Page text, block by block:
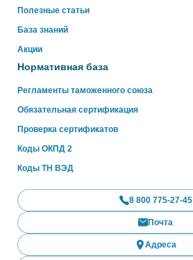
Полезные статьи
База знаний
Акции
Нормативная база
Регламенты таможенного союза
Обязательная сертификация
Проверка сертификатов
Коды ОКПД 2
Коды ТН ВЭД
8 800 775-27-45
Почта
Адреса